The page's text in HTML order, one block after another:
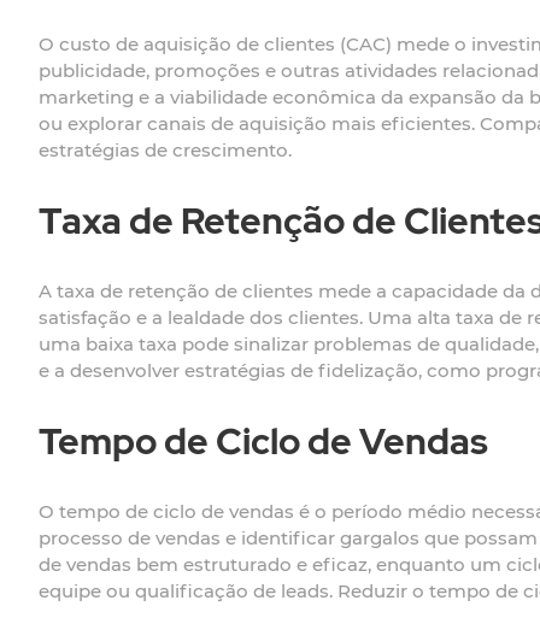
O custo de aquisição de clientes (CAC) mede o
publicidade, promoções e outras atividades
marketing e a viabilidade econômica da expansão da
ou explorar canais de aquisição mais eficientes.
estratégias de crescimento.
Taxa de Retenção de
A taxa de retenção de clientes mede a capacidade
satisfação e a lealdade dos clientes. Uma alta taxa
uma baixa taxa pode sinalizar problemas de
e a desenvolver estratégias de fidelização, como
Tempo de Ciclo de Vendas
O tempo de ciclo de vendas é o período médio
processo de vendas e identificar gargalos que
de vendas bem estruturado e eficaz, enquanto um
equipe ou qualificação de leads. Reduzir o tempo de